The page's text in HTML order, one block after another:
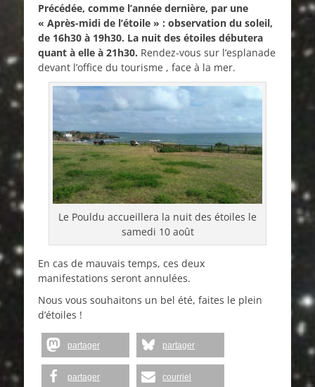
Précédée, comme l’année dernière, par une
« Après-midi de l’étoile » : observation du soleil,
de 16h30 à 19h30. La nuit des étoiles débutera
quant à elle à 21h30. Rendez-vous sur l’esplanade
devant l’office du tourisme , face à la mer.
Le Pouldu accueillera la nuit des étoiles le
samedi 10 août
En cas de mauvais temps, ces deux
manifestations seront annulées.
Nous vous souhaitons un bel été, faites le plein
d’étoiles !
partager partager
partager courriel